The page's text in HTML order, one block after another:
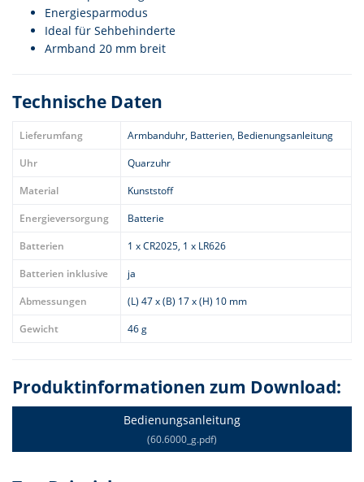
Energiesparmodus
Ideal für Sehbehinderte
Armband 20 mm breit
Technische Daten
Lieferumfang
Armbanduhr, Batterien, Bedienungsanleitung
Uhr
Quarzuhr
Material
Kunststoff
Energieversorgung
Batterie
Batterien
1 x CR2025, 1 x LR626
Batterien inklusive
ja
Abmessungen
(L) 47 x (B) 17 x (H) 10 mm
Gewicht
46 g
Produktinformationen zum Download:
Bedienungsanleitung
(60.6000_g.pdf)